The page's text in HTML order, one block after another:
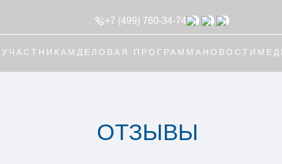
+7 (499) 760-34-74
УЧАСТНИКАМ ДЕЛОВАЯ ПРОГРАММА НОВОСТИ
ОТЗЫВЫ